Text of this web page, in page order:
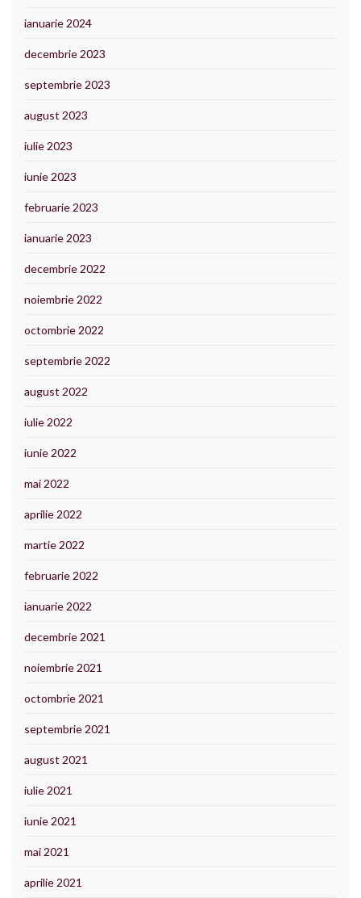
ianuarie 2024
decembrie 2023
septembrie 2023
august 2023
iulie 2023
iunie 2023
februarie 2023
ianuarie 2023
decembrie 2022
noiembrie 2022
octombrie 2022
septembrie 2022
august 2022
iulie 2022
iunie 2022
mai 2022
aprilie 2022
martie 2022
februarie 2022
ianuarie 2022
decembrie 2021
noiembrie 2021
octombrie 2021
septembrie 2021
august 2021
iulie 2021
iunie 2021
mai 2021
aprilie 2021